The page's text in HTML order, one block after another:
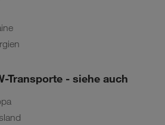
Transporte - siehe auch